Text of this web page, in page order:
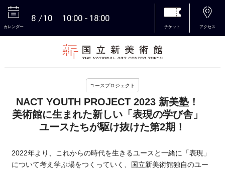
カレンダー
8 10 10:00 18:00
チケット アクセス
ユースプロジェクト
NACT YOUTH PROJECT 2023 新美塾！
美術館に生まれた新しい「表現の学び舎」
ユースたちが駆け抜けた第2期！
2022年より、これからの時代を生きるユースと一緒に「表現」
について考え学ぶ場をつくっていく、国立新美術館独自のユー